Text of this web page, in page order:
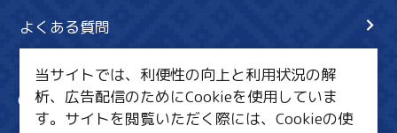
よくある質問
サイト内検索
共有
当サイトでは、利便性の向上と利用状況の解
析、広告配信のためにCookieを使用していま
す。サイトを閲覧いただく際には、Cookieの使